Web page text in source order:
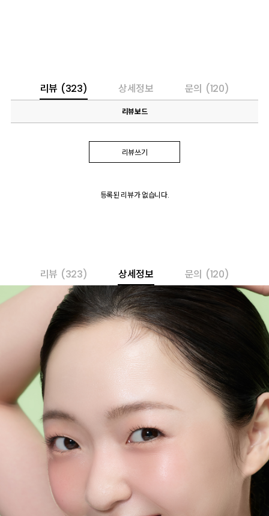
리뷰 (323) 상세정보 문의 (120)
리뷰보드
리뷰쓰기
등록된 리뷰가 없습니다.
리뷰 (323) 상세정보 문의 (120)